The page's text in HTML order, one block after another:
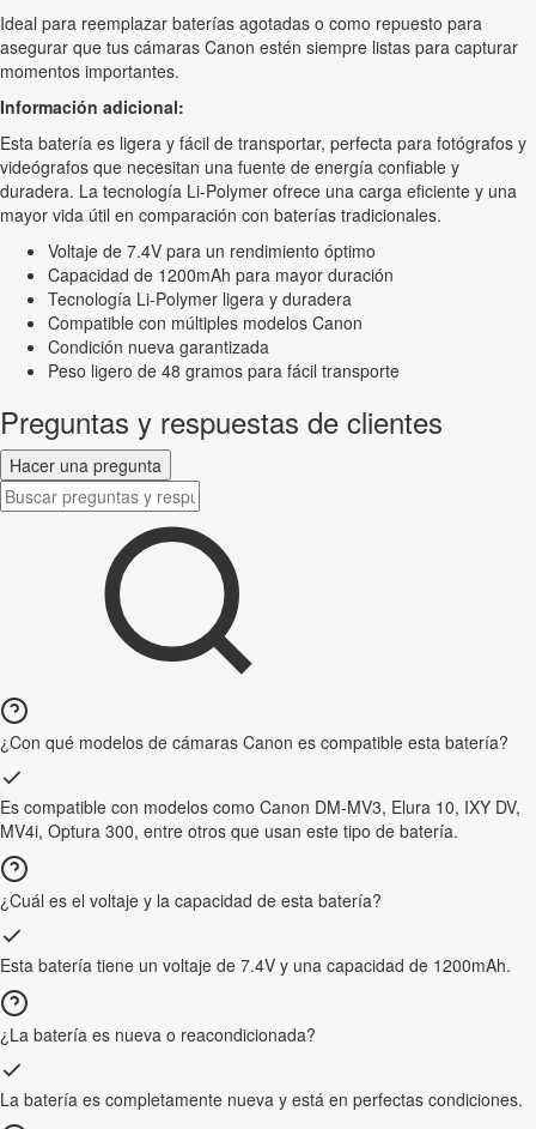
Ideal para reemplazar baterías agotadas o como repuesto para
asegurar que tus cámaras Canon estén siempre listas para capturar
momentos importantes.
Información adicional:
Esta batería es ligera y fácil de transportar, perfecta para fotógrafos y
videógrafos que necesitan una fuente de energía confiable y
duradera. La tecnología Li-Polymer ofrece una carga eficiente y una
mayor vida útil en comparación con baterías tradicionales.
Voltaje de 7.4V para un rendimiento óptimo
Capacidad de 1200mAh para mayor duración
Tecnología Li-Polymer ligera y duradera
Compatible con múltiples modelos Canon
Condición nueva garantizada
Peso ligero de 48 gramos para fácil transporte
Preguntas y respuestas de clientes
Hacer una pregunta
¿Con qué modelos de cámaras Canon es compatible esta batería?
Es compatible con modelos como Canon DM-MV3, Elura 10, IXY DV,
MV4i, Optura 300, entre otros que usan este tipo de batería.
¿Cuál es el voltaje y la capacidad de esta batería?
Esta batería tiene un voltaje de 7.4V y una capacidad de 1200mAh.
¿La batería es nueva o reacondicionada?
La batería es completamente nueva y está en perfectas condiciones.